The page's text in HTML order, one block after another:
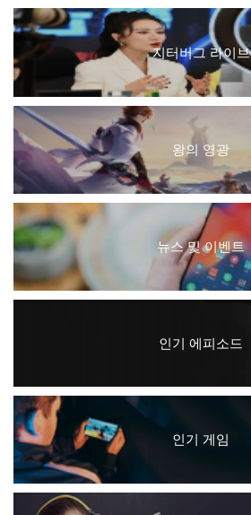
지터버그 라이브
왕의 영광
뉴스 및 이벤트
인기 에피소드
인기 게임